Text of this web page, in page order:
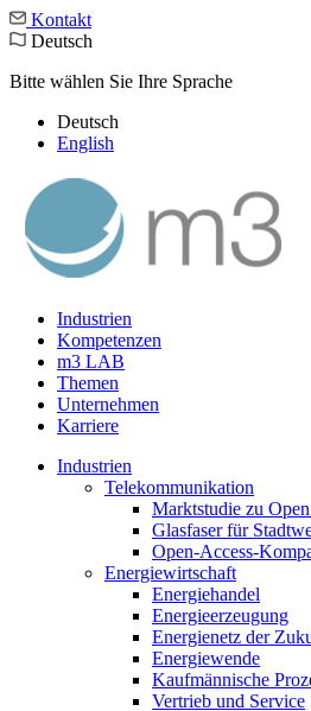
Kontakt
Deutsch
Bitte wählen Sie Ihre Sprache
Deutsch
English
Industrien
Kompetenzen
m3 LAB
Themen
Unternehmen
Karriere
Industrien
Telekommunikation
Marktstudie zu
Glasfaser für
Open-Access-
Energiewirtschaft
Energiehandel
Energieerzeugung
Energienetz der
Energiewende
Kaufmännische
Vertrieb und Service